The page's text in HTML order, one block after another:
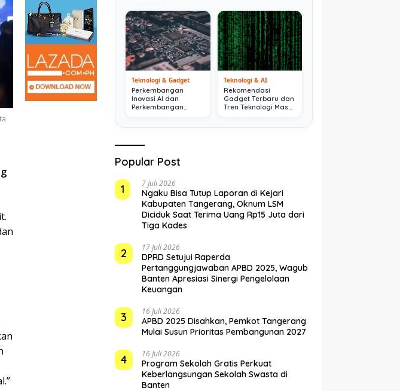
Teknologi & Gadget
Perkembangan
Inovasi AI dan
Perkembangan
Teknologi & AI
Rekomendasi
Gadget Terbaru dan
Tren Teknologi Masa
Popular Post
1
7 Juli 2026
Ngaku Bisa Tutup Laporan di Kejari
Kabupaten Tangerang, Oknum LSM
Diciduk Saat Terima Uang Rp15 Juta dari
Tiga Kades
2 17 Juli 2026
DPRD Setujui Raperda
Pertanggungjawaban APBD 2025, Wagub
Banten Apresiasi Sinergi Pengelolaan
Keuangan
3 16 Juli 2026
APBD 2025 Disahkan, Pemkot Tangerang
Mulai Susun Prioritas Pembangunan 2027
4 16 Juli 2026
Program Sekolah Gratis Perkuat
Keberlangsungan Sekolah Swasta di
Banten